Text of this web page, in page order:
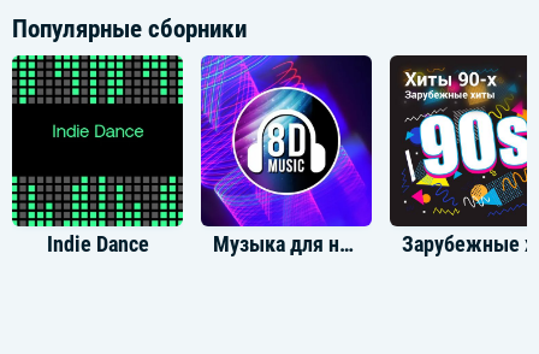
눈부신 계절 fresh한 you and I
저 달빛은 disco ball
Disco ball
너와 춤추던 old school funky vibe
Ooh, ah
그저 들려오는 리듬에 널 맡겨 off the wall
아무 걱정 없이 우리 함께 즐겨 off the wall
뛰어 all day jumping
Популярные сборники
Indie Dance Музыка для наушников 8D